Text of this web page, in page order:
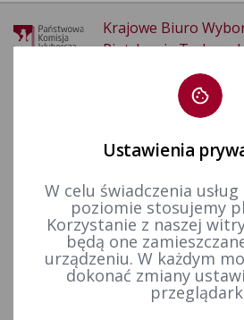
Krajowe Biuro
Piotrkowie
Rejestr wyborców Kwartalne informacje o stanie rejestru wyborców - 2020 rok.
Kwartalne
Ustawienia
W celu świadczenia
poziomie stosujemy
Korzystanie z naszej
będą one
urządzeniu. W każdym
dokonać zmiany